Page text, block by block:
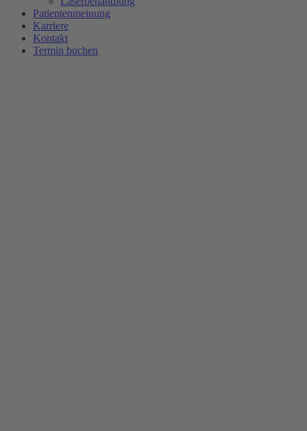
Patientenmeinung
Karriere
Kontakt
Termin buchen